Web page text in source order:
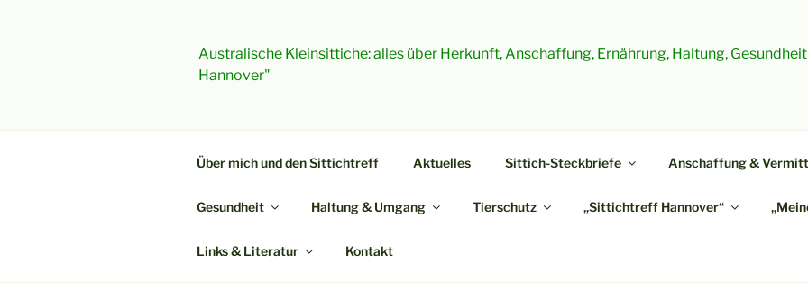
Australische Kleinsittiche: alles über Herkunft, Anschaffung, Ernährung, Haltung,
Hannover"
Über mich und den Sittichtreff Aktuelles Sittich-Steckbriefe Anschaffung &
Gesundheit Haltung & Umgang Tierschutz „Sittichtreff Hannover“
Links & Literatur Kontakt